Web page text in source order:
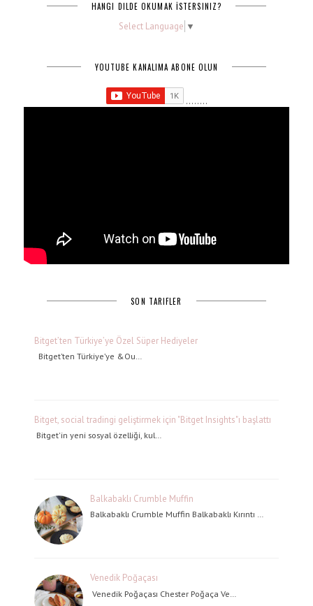
HANGI DILDE OKUMAK İSTERSINIZ?
Select Language ▼
YOUTUBE KANALIMA ABONE OLUN
........
SON TARIFLER
Bitget’ten Türkiye’ye Özel Süper Hediyeler
Bitget’ten Türkiye’ye &Ou…
Bitget, social tradingi geliştirmek için "Bitget Insights"ı başlattı
Bitget'in yeni sosyal özelliği, kul…
Balkabaklı Crumble Muffin
Balkabaklı Crumble Muffin Balkabaklı Kırıntı …
Venedik Poğaçası
Venedik Poğaçası Chester Poğaça Ve…